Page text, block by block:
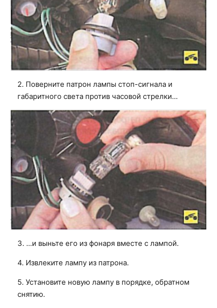
2. Поверните патрон лампы стоп-сигнала и
габаритного света против часовой стрелки...
3. ...и выньте его из фонаря вместе с лампой.
4. Извлеките лампу из патрона.
5. Установите новую лампу в порядке, обратном
снятию.